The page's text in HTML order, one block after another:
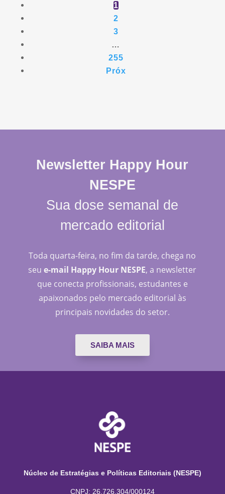
1
2
3
…
255
Próx
Newsletter Happy Hour
NESPE
Sua dose semanal de
mercado editorial
Toda quarta-feira, no fim da tarde, chega no
seue-mail Happy Hour NESPE, a newsletter
que conecta profissionais, estudantes e
apaixonados pelo mercado editorial às
principais novidades do setor.
SAIBA MAIS
Núcleo de Estratégias e Políticas Editoriais (NESPE)
CNPJ: 26.726.304/000124